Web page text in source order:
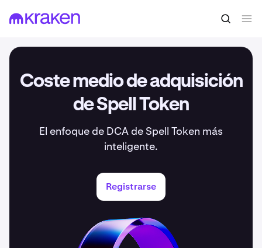
Coste medio de adquisición
de Spell Token
El enfoque de DCA de Spell Token más
inteligente.
Registrarse